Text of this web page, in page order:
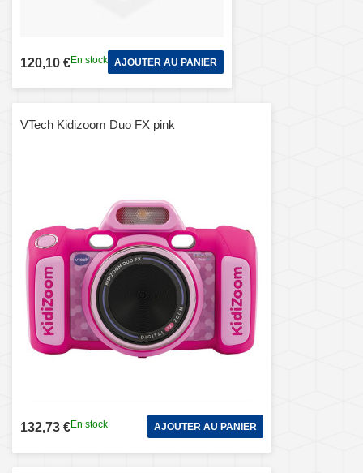
120,10 €En stock AJOUTER AU PANIER
VTech Kidizoom Duo FX pink
132,73 €En stock AJOUTER AU PANIER